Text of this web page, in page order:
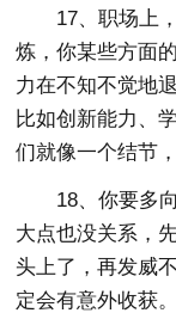
17、职场上
炼，你某些方面
力在不知不觉地
比如创新能力、
们就像一个结节
18、你要多
大点也没关系，
头上了，再发威
定会有意外收获。